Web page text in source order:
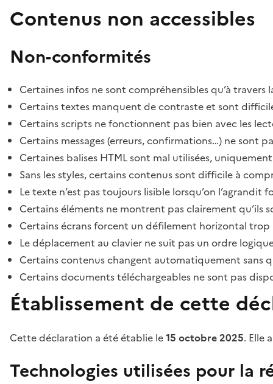
Contenus non accessibles
Non-conformités
Certaines infos ne sont compréhensibles qu’à travers
Certains textes manquent de contraste et sont
Certains scripts ne fonctionnent pas bien avec les
Certains messages (erreurs, confirmations…) ne sont
Certaines balises HTML sont mal utilisées,
Sans les styles, certains contenus sont difficile à
Le texte n’est pas toujours lisible lorsqu’on l’agrandit
Certains éléments ne montrent pas clairement qu’ils
Certains écrans forcent un défilement horizontal
Le déplacement au clavier ne suit pas un ordre
Certains contenus changent automatiquement sans
Certains documents téléchargeables ne sont pas
Établissement de cette
Cette déclaration a été établie le15 octobre 2025. Elle
Technologies utilisées pour la